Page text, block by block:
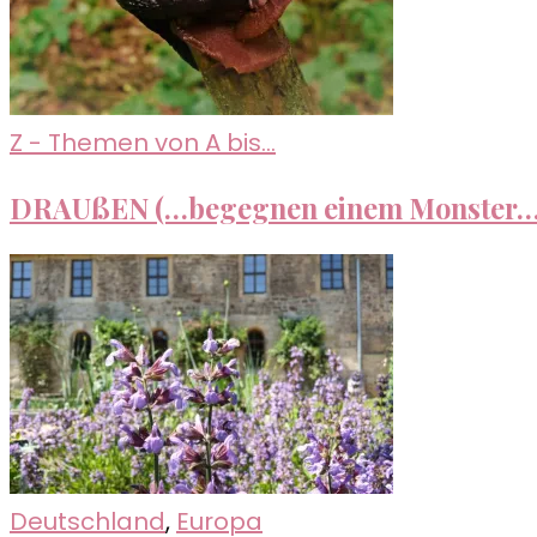
Z - Themen von A bis...
DRAUßEN (…begegnen einem
Deutschland, Europa